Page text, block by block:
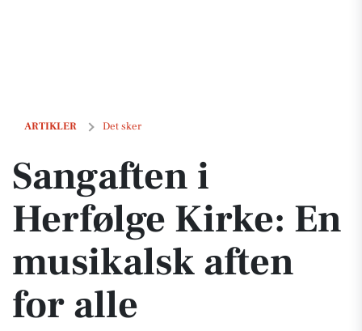
ARTIKLER Det sker
Sangaften i Herfølge Kirke: En musikalsk aften for alle
Sangaften i
Herfølge Kirke: En
musikalsk aften
for alle